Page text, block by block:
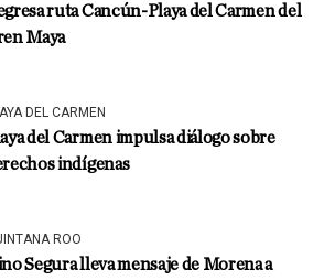
ruta Cancún-Playa del Carmen del
Maya
DEL CARMEN
del Carmen impulsa diálogo sobre
indígenas
ROO
Segura lleva mensaje de Morena a